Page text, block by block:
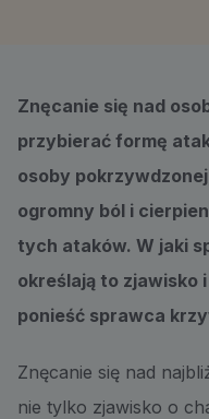
Znęcanie się nad
przybierać formę
osoby
ogromny ból i
tych ataków. W jaki
określają to zjawisko
ponieść sprawca
Znęcanie się nad
nie tylko zjawisko o